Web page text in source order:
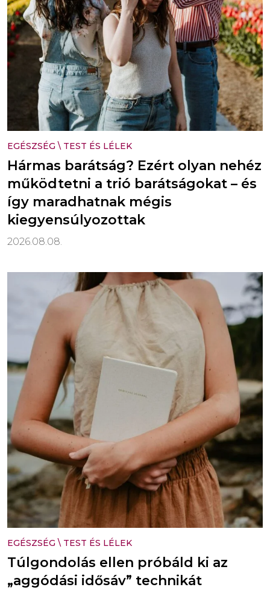
EGÉSZSÉG \ TEST ÉS LÉLEK
Hármas barátság? Ezért olyan nehéz
működtetni a trió barátságokat – és
így maradhatnak mégis
kiegyensúlyozottak
2026.08.08.
EGÉSZSÉG \ TEST ÉS LÉLEK
Túlgondolás ellen próbáld ki az
„aggódási idősáv” technikát